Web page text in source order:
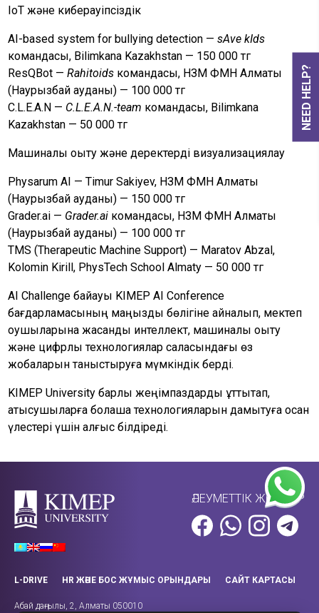
NEED HELP?
IoT және киберқауіпсіздік
AI-based system for bullying detection —sAve kIds
командасы, Bilimkana Kazakhstan — 150 000 тг
ResQBot —Rahitoids командасы, НЗМ ФМН Алматы
(Наурызбай ауданы) — 100 000 тг
C.L.E.A.N — C.L.E.A.N.-team командасы, Bilimkana
Kazakhstan — 50 000 тг
Машиналық оқыту және деректерді визуализациялау
Physarum AI — Timur Sakiyev, НЗМ ФМН Алматы
(Наурызбай ауданы) — 150 000 тг
Grader.ai — Grader.ai командасы, НЗМ ФМН Алматы
(Наурызбай ауданы) — 100 000 тг
TMS (Therapeutic Machine Support) — Maratov Abzal,
Kolomin Kirill, PhysTech School Almaty — 50 000 тг
AI Challenge байқауы KIMEP AI Conference
бағдарламасының маңызды бөлігіне айналып, мектеп
оқушыларына жасанды интеллект, машиналық оқыту
және цифрлық технологиялар саласындағы өз
жобаларын таныстыруға мүмкіндік берді.
KIMEP University барлық жеңімпаздарды құттықтап,
қатысушыларға болашақ технологияларын дамытуға қосқан
үлестері үшін алғыс білдіреді.
ӘЛЕУМЕТТІК ЖЕЛІЛЕР
L-DRIVE HR ЖӘНЕ БОС ЖҰМЫС ОРЫНДАРЫ САЙТ КАРТАСЫ
Абай даңғылы, 2, Алматы 050010